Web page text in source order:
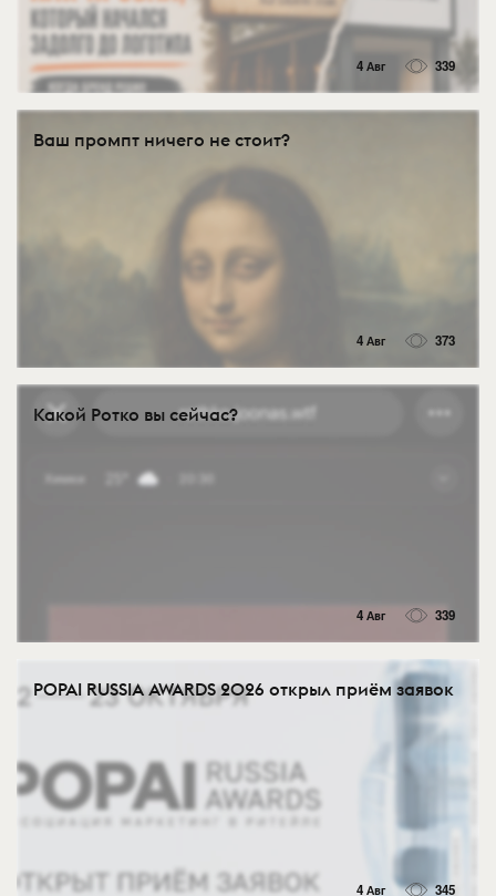
4 Авг 339
Ваш промпт ничего не стоит?
4 Авг 373
Какой Ротко вы сейчас?
4 Авг 339
POPAI RUSSIA AWARDS 2026 открыл приём заявок
4 Авг 345